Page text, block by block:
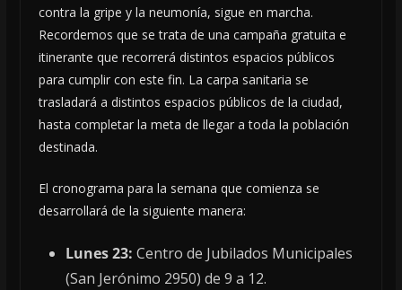
contra la gripe y la neumonía, sigue en marcha.
Recordemos que se trata de una campaña gratuita e
itinerante que recorrerá distintos espacios públicos
para cumplir con este fin. La carpa sanitaria se
trasladará a distintos espacios públicos de la ciudad,
hasta completar la meta de llegar a toda la población
destinada.
El cronograma para la semana que comienza se
desarrollará de la siguiente manera:
Lunes 23: Centro de Jubilados Municipales
(San Jerónimo 2950) de 9 a 12.